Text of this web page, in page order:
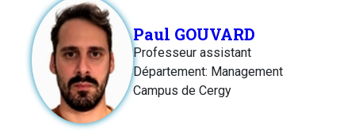
Paul GOUVARD
Professeur assistant
Département: Management
Campus de Cergy